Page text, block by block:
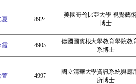
夏 8924
美國哥倫比亞大學 視覺藝
博士
霞 4905
德國圖賓根大學教育學院教
系博士
萱 4997
國立清華大學資訊系統與應
所博士